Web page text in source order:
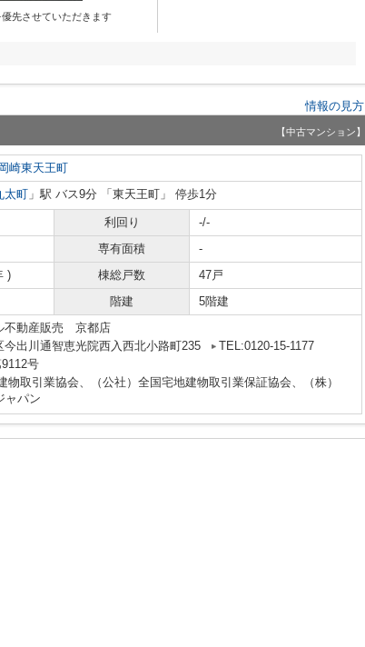
先させていただきます
情報の見方
【中古マンション】
岡崎東天王町
太町 」駅 バス9分 「東天王町」 停歩1分
利回り
-/-
専有面積
-
) 棟総戸数
47戸
階建 5階建
不動産販売 京都店
出川通智恵光院西入西北小路町235
TEL:0120-15-1177
号
物取引業協会、（公社）全国宅地建物取引業保証協会、（株）
ャパン